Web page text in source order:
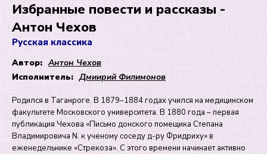
Избранные повести и рассказы -
Антон Чехов
Русская классика
Автор: Антон Чехов
Исполнитель: Дмиирий Филимонов
Родился в Таганроге. В 1879–1884 годах учился на медицинском
факультете Московского университета. В 1880 года – первая
публикация Чехова «Письмо донского помещика Степана
Владимировича N. к ученому соседу д-ру Фридриху» в
еженедельнике «Стрекоза». С этого времени начинает активно